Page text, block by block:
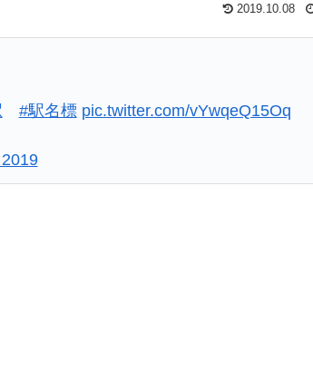
2019.10.08
#駅名標 pic.twitter.com/vYwqeQ15Oq